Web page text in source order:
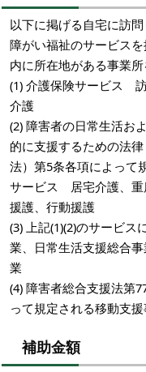
以下に掲げる自宅に訪問
障がい福祉のサービス
内に所在地がある事業所
(1) 介護保険サービス
介護
(2) 障害者の日常生活お
的に支援するための法
法）第5条各項によって
サービス 居宅介護、重
援護、行動援護
(3) 上記(1)(2)のサービス
業、日常生活支援総合
業
(4) 障害者総合支援法第
って規定される移動支
補助金額